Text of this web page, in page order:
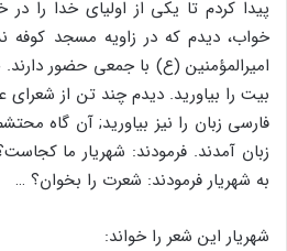
پیدا کردم تا یکى از اولیاى خدا را
خواب، دیدم که در زاویه مسجد کوفه
امیرالمؤمنین (ع) با جمعى حضور
بیت را بیاورید. دیدم چند تن از شعراى
فارسى زبان را نیز بیاورید; آن گاه
زبان آمدند. فرمودند: شهریار ما
به شهریار فرمودند: شعرت را بخوان؟ …
شهریار این شعر را خواند: